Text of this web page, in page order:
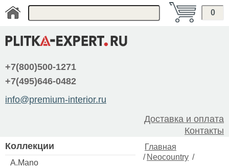
0
+7(800)500-1271
+7(495)646-0482
info@premium-interior.ru
Доставка и оплата
Контакты
Коллекции
A.Mano
Главная
/ Neocountry /